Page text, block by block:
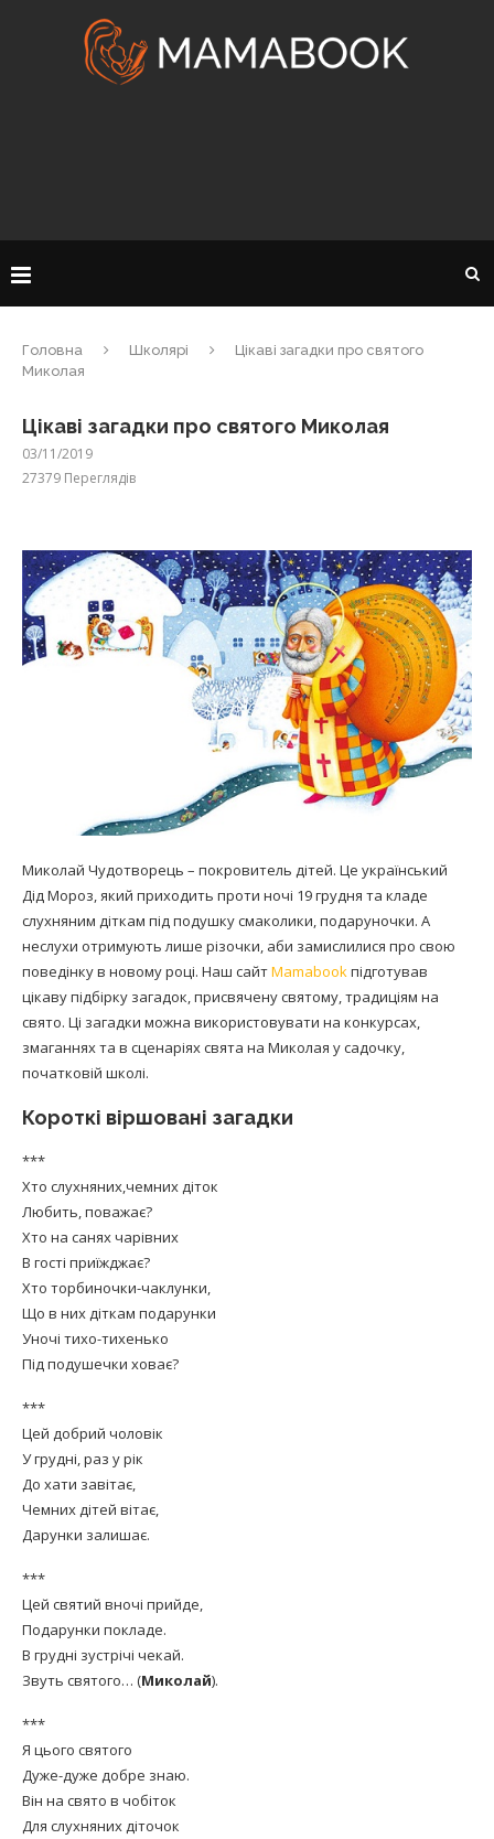
Головна Школярі
Цікаві загадки про святого
Миколая
Цікаві загадки про святого Миколая
03/11/2019
27379 Переглядів
Миколай Чудотворець – покровитель дітей. Це український
Дід Мороз, який приходить проти ночі 19 грудня та кладе
слухняним діткам під подушку смаколики, подаруночки. А
неслухи отримують лише різочки, аби замислилися про свою
поведінку в новому році. Наш сайтMamabookпідготував
цікаву підбірку загадок, присвячену святому, традиціям на
свято. Ці загадки можна використовувати на конкурсах,
змаганнях та в сценаріях свята на Миколая у садочку,
початковій школі.
Короткі віршовані загадки
***
Хто слухняних,чемних діток
Любить, поважає?
Хто на санях чарівних
В гості приїжджає?
Хто торбиночки-чаклунки,
Що в них діткам подарунки
Уночі тихо-тихенько
Під подушечки ховає?
***
Цей добрий чоловік
У грудні, раз у рік
До хати завітає,
Чемних дітей вітає,
Дарунки залишає.
***
Цей святий вночі прийде,
Подарунки покладе.
В грудні зустрічі чекай.
Звуть святого… (Миколай).
***
Я цього святого
Дуже-дуже добре знаю.
Він на свято в чобіток
Для слухняних діточок